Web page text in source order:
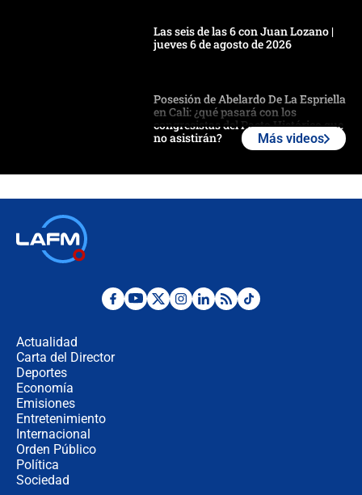
Las seis de las 6 con Juan Lozano |
jueves 6 de agosto de 2026
Posesión de Abelardo De La Espriella
en Cali: ¿qué pasará con los
congresistas del Pacto Histórico que
no asistirán?
¿Por qué De la Espriella gobernará
Más videos
Actualidad
Carta del Director
Deportes
Economía
Emisiones
Entretenimiento
Internacional
Orden Público
Política
Sociedad